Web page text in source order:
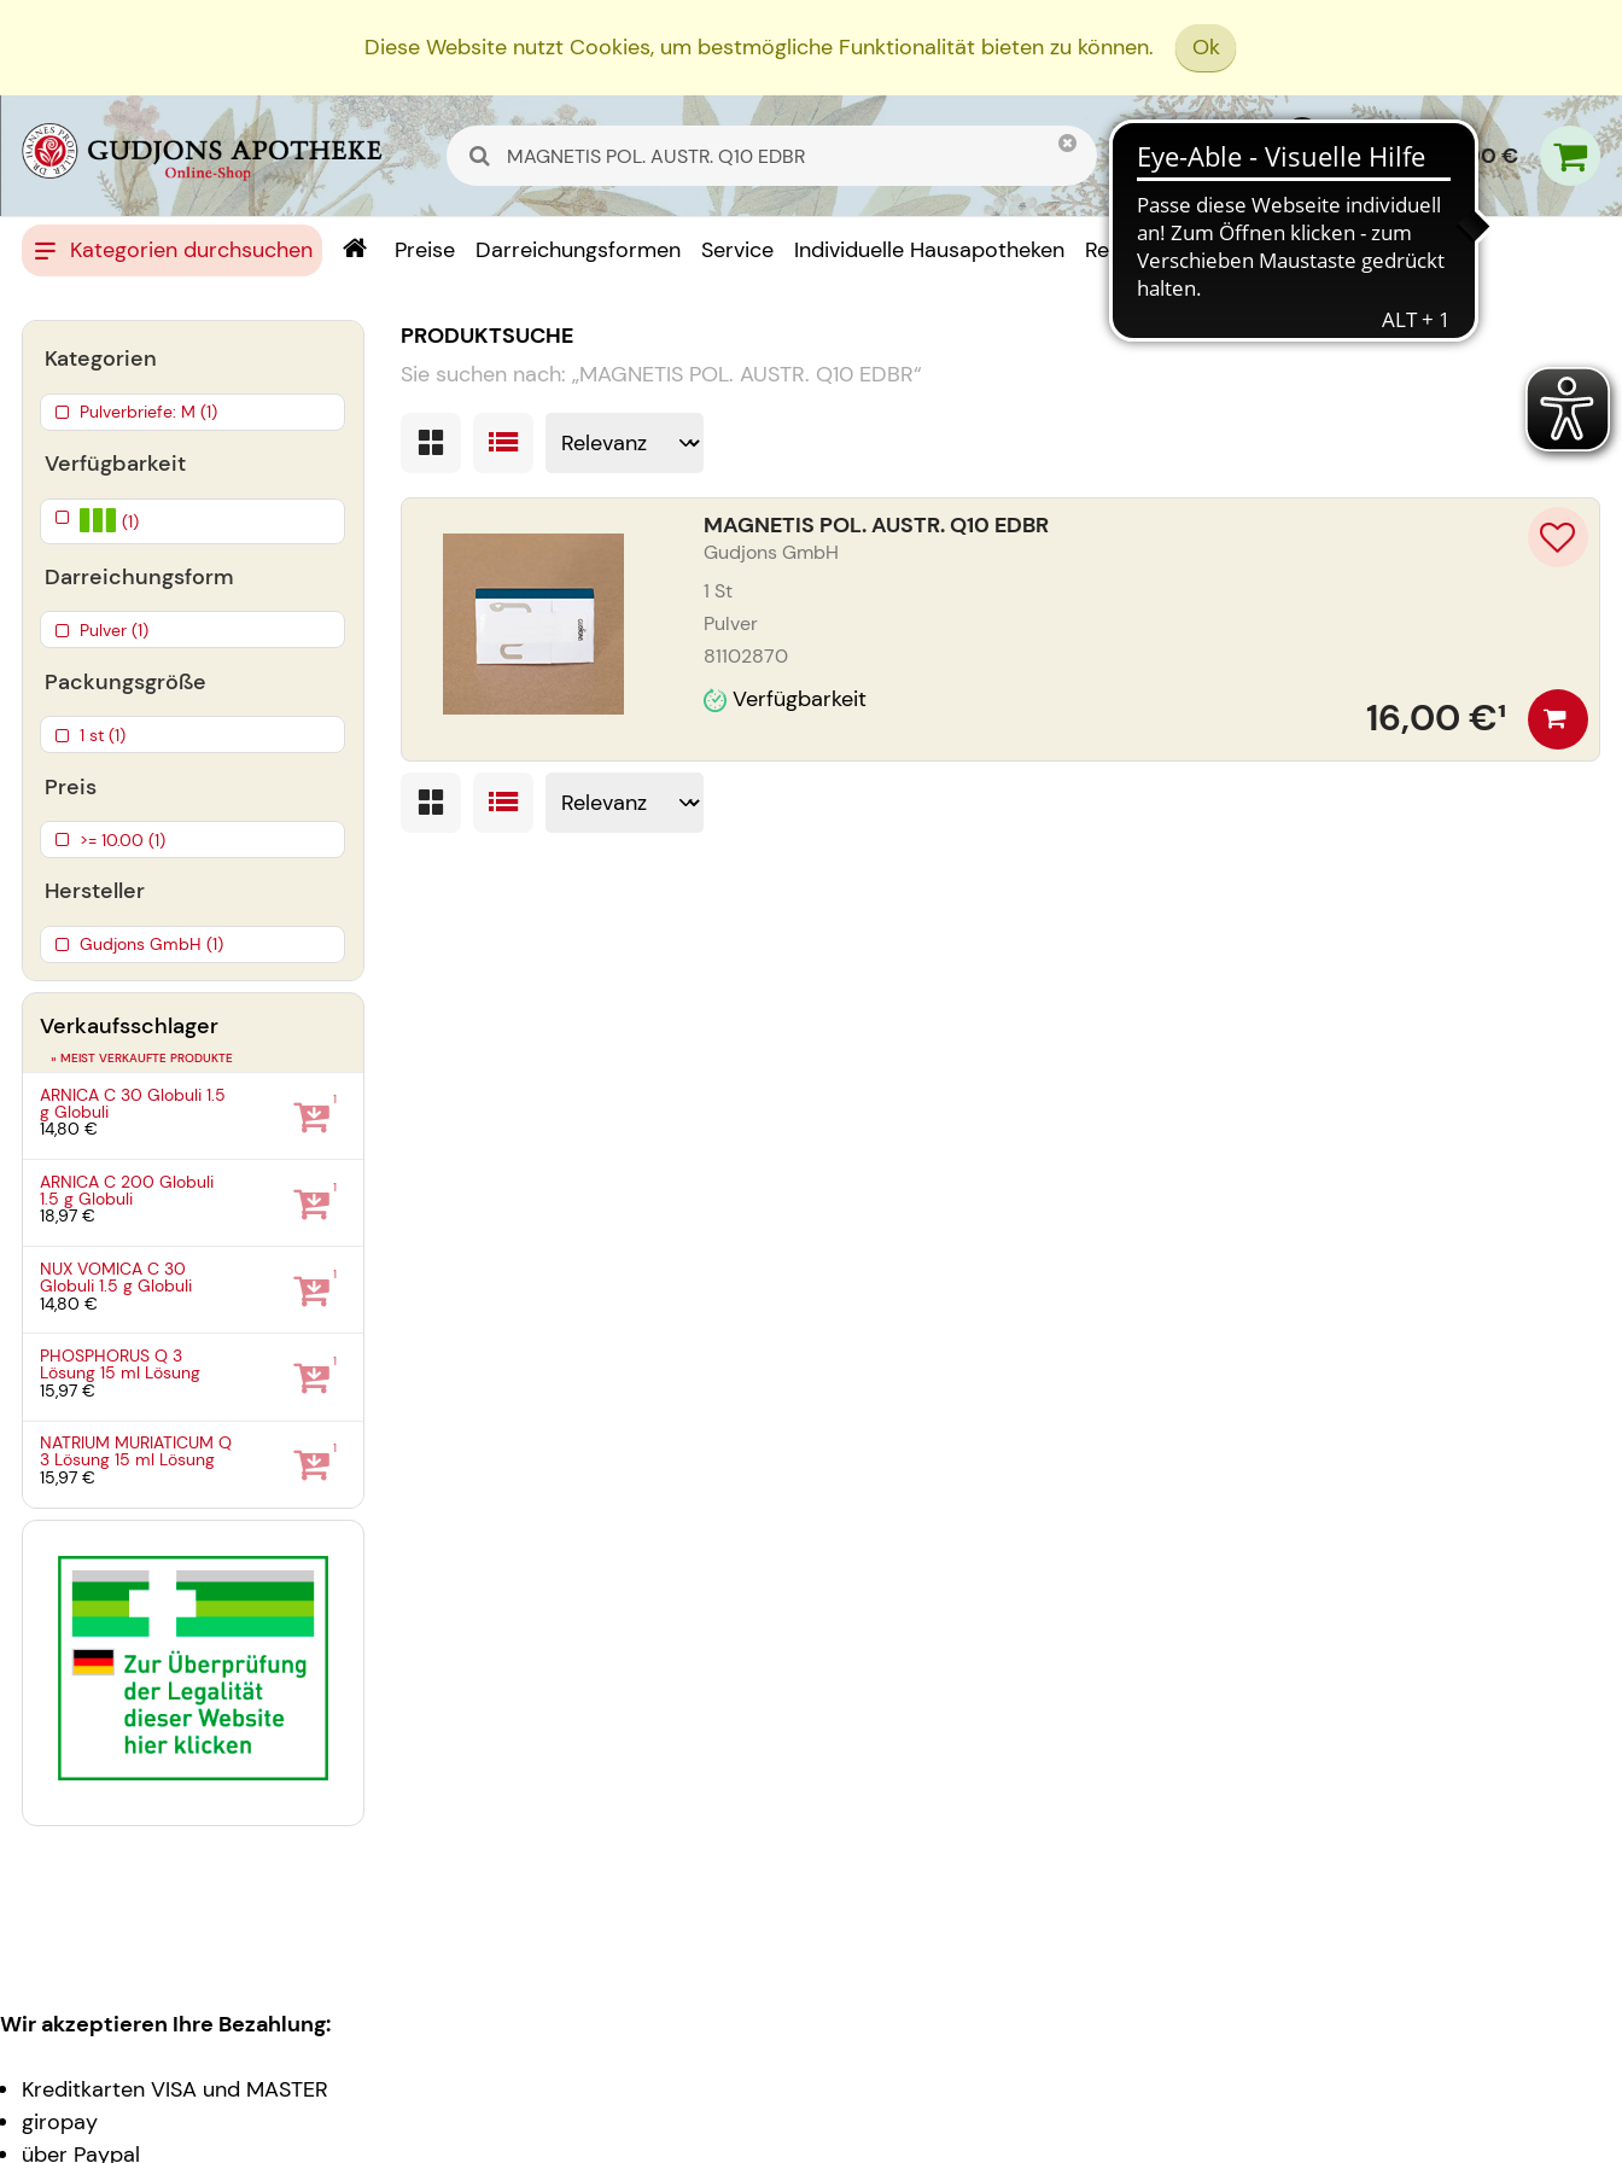
Diese Website nutzt Cookies, um bestmögliche Funktionalität bieten zu können. Ok
0,00 €
Kategorien durchsuchen Preise Darreichungsformen Service Individuelle Hausapotheken Rezept Einreichen
PRODUKTSUCHE
Sie suchen nach: „MAGNETIS POL. AUSTR. Q10 EDBR“
MAGNETIS POL. AUSTR. Q10 EDBR
Gudjons GmbH
1 St
Pulver
81102870
Verfügbarkeit 16,00 €¹
Verfügbarkeit
(1)
Darreichungsform
Pulver (1)
Packungsgröße
1 st (1)
Preis
>= 10.00 (1)
Hersteller
Gudjons GmbH (1)
Kategorien
Pulverbriefe: M (1)
Verkaufsschlager
» MEIST VERKAUFTE PRODUKTE
ARNICA C 30 Globuli1.5
gGlobuli
14,80 €
1
ARNICA C 200 Globuli
1.5 gGlobuli
18,97 €
1
NUX VOMICA C 30
Globuli1.5 gGlobuli
14,80 €
1
PHOSPHORUS Q 3
Lösung15 ml Lösung
15,97 €
1
NATRIUM MURIATICUM Q
3 Lösung15 ml Lösung
15,97 €
1
Wir akzeptieren Ihre Bezahlung:
Kreditkarten VISA und MASTER
giropay
über Paypal